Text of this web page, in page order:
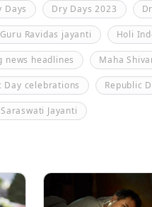
Days Dry Days 2023
Guru Ravidas jayanti Holi
news headlines Maha
Day celebrations Republic
Jayanti